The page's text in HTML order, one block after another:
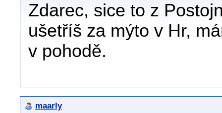
Zdarec, sice to z
ušetříš za mýto v Hr,
v pohodě.
maarly